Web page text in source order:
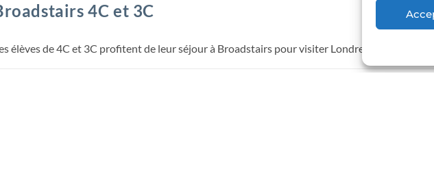
4C et 3C
élèves de 4C et 3C profitent de leur séjour à Broadstairs pour visiter Londres. Le temps